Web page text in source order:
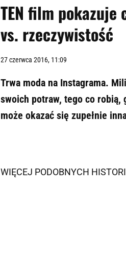
TEN film pokazuje
vs. rzeczywistość
27 czerwca 2016, 11:09
Trwa moda na Instagrama.
swoich potraw, tego co robią,
może okazać się zupełnie
WIĘCEJ PODOBNYCH